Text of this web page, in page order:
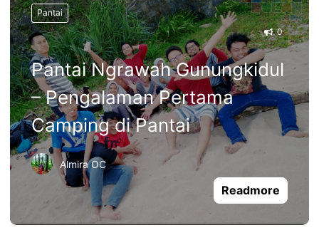
Pantai
0
Pantai Ngrawah Gunungkidul
– Pengalaman Pertama
Camping di Pantai
Almira OC
Readmore